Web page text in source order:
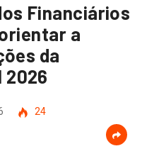
Financiários
a
da
2026
24